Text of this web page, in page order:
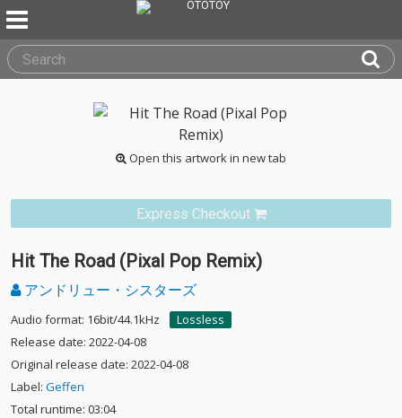
Open this artwork in new tab
Express Checkout
Hit The Road (Pixal Pop Remix)
アンドリュー・シスターズ
Audio format: 16bit/44.1kHz
Lossless
Release date: 2022-04-08
Original release date: 2022-04-08
Label: Geffen
Total runtime: 03:04